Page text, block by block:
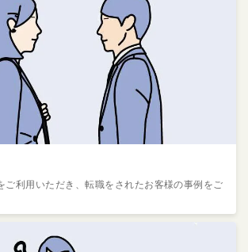
ご利用いただき、転職をされたお客様の事例をご